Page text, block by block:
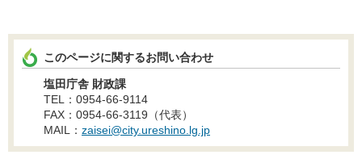
このページに関するお問い合わせ
塩田庁舎 財政課
TEL：0954-66-9114
FAX：0954-66-3119（代表）
MAIL： zaisei@city.ureshino.lg.jp